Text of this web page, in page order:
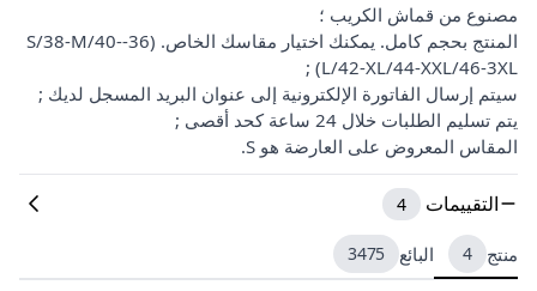
مصنوع من قماش الكريب ؛
المنتج بحجم كامل. يمكنك اختيار مقاسك الخاص. (36-S/38-M/40-
L/42-XL/44-XXL/46-3XL) ;
سيتم إرسال الفاتورة الإلكترونية إلى عنوان البريد المسجل لديك ;
يتم تسليم الطلبات خلال 24 ساعة كحد أقصى ;
المقاس المعروض على العارضة هو S.
التقييمات 4
منتج 4 البائع 3475